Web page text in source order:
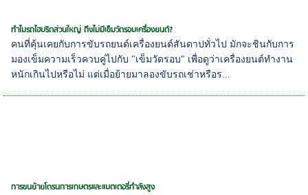
ทำไมรถไฮบริดส่วนใหญ่ ถึงไม่มีเข็มวัดรอบเครื่องยนต์?
คนที่คุ้นเคยกับการขับรถยนต์เครื่องยนต์สันดาปทั่วไป มักจะชินกับการ
มองเข็มความเร็วควบคู่ไปกับ "เข็มวัดรอบ" เพื่อดูว่าเครื่องยนต์ทำงาน
หนักเกินไปหรือไม่ แต่เมื่อย้ายมาลองขับรถเช่าหรือร...
การขนย้ายโดรนการเกษตรและแบตเตอรี่กำลังสูง